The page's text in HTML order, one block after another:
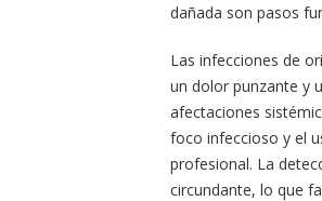
dañada son pasos
Las infecciones de
un dolor punzante y
afectaciones
foco infeccioso y el
profesional. La
circundante, lo que